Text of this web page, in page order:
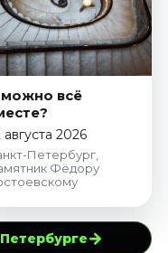
всё
августа 2026
Петербург,
Фёдору
→